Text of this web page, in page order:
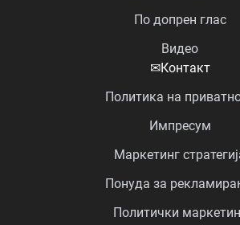
По допрен глас
Видео
✉Контакт
Политика на
Импресум
Маркетинг
Понуда за
Политички